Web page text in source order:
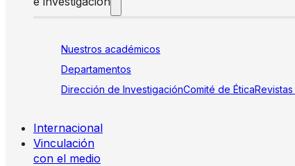
Nuestros académicos
Departamentos
Dirección de InvestigaciónComité de ÉticaRevistas
Internacional
Vinculación
con el medio